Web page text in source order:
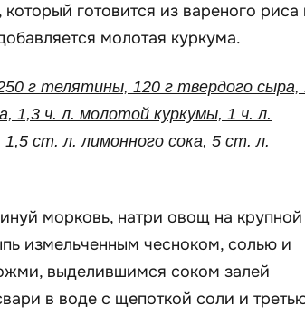
готовится из вареного риса
молотая куркума.
г телятины, 120 г твердого сыра,
1,3 ч. л. молотой куркумы, 1 ч. л.
ст. л. лимонного сока, 5 ст. л.
морковь, натри овощ на крупной
измельченным чесноком, солью и
выделившимся соком залей
в воде с щепоткой соли и